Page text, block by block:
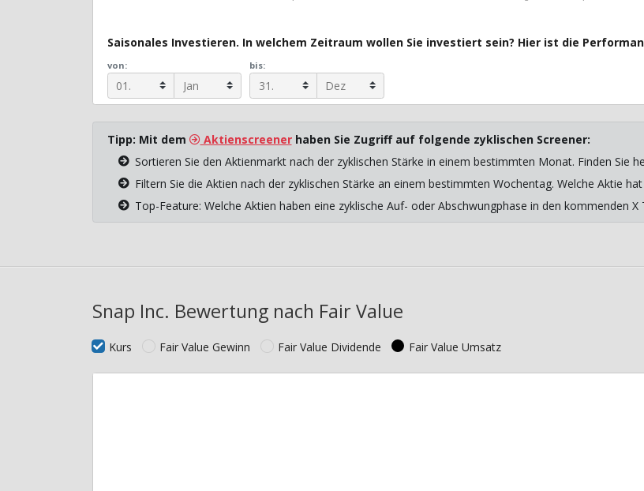
Saisonales Investieren. In welchem Zeitraum wollen Sie investiert sein? Hier ist die
von: bis:
Tipp: Mit dem Aktienscreenerhaben Sie Zugriff auf folgende zyklischen Screener:
Sortieren Sie den Aktienmarkt nach der zyklischen Stärke in einem bestimmten Monat. Finden Sie
Filtern Sie die Aktien nach der zyklischen Stärke an einem bestimmten Wochentag. Welche Aktie
Top-Feature: Welche Aktien haben eine zyklische Auf- oder Abschwungphase in den kommenden X
Snap Inc. Bewertung nach Fair Value
Kurs Fair Value Gewinn Fair Value Dividende Fair Value Umsatz